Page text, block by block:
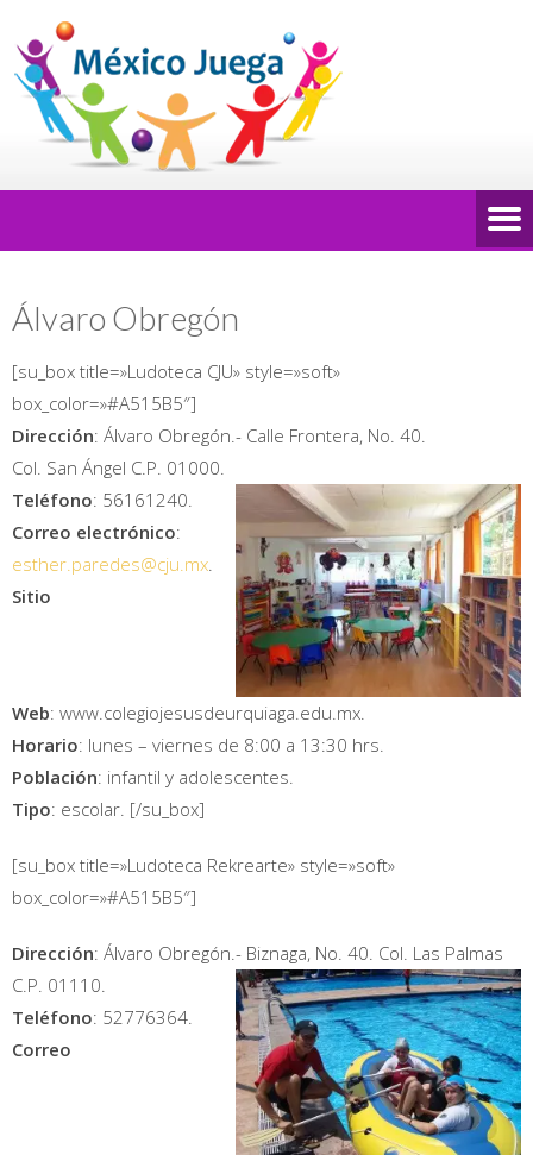
Álvaro Obregón
[su_box title=»Ludoteca CJU» style=»soft»
box_color=»#A515B5″]
Dirección: Álvaro Obregón.- Calle Frontera, No. 40.
Col. San Ángel C.P. 01000.
Teléfono: 56161240.
Correo electrónico:
esther.paredes@cju.mx.
Sitio
Web: www.colegiojesusdeurquiaga.edu.mx.
Horario: lunes – viernes de 8:00 a 13:30 hrs.
Población: infantil y adolescentes.
Tipo: escolar. [/su_box]
[su_box title=»Ludoteca Rekrearte» style=»soft»
box_color=»#A515B5″]
Dirección: Álvaro Obregón.- Biznaga, No. 40. Col. Las Palmas
C.P. 01110.
Teléfono: 52776364.
Correo